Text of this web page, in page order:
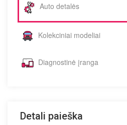
Auto detalės
Kolekciniai modeliai
Diagnostinė įranga
Detali paieška